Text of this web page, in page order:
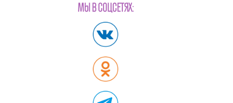
МЫ В СОЦСЕТЯХ: